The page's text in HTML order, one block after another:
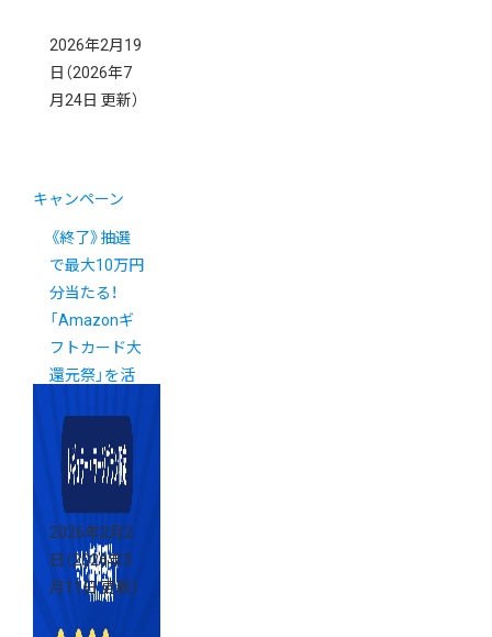
2026年2月19
日 （2026年7
月24日 更新）
キャンペーン
《終了》抽選
で最大10万円
分当たる！
「Amazonギ
フトカード大
還元祭」を活
2026年2月2
日 （2026年3
月11日 更新）